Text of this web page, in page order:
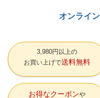
オンライ
3,980円以上の
お買い上げで送料無料
お得なクーポン